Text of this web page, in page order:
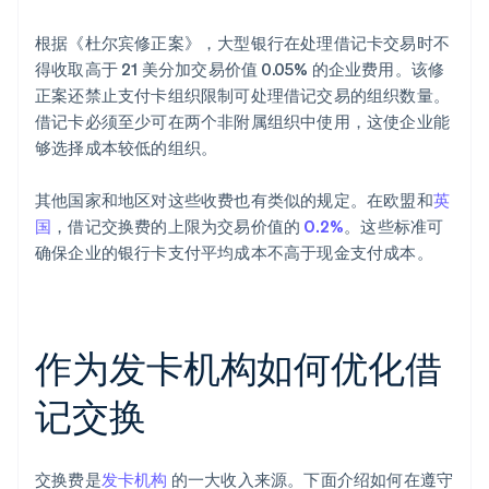
根据《杜尔宾修正案》，大型银行在处理借记卡交易时不
得收取高于 21 美分加交易价值 0.05% 的企业费用。该修
正案还禁止支付卡组织限制可处理借记交易的组织数量。
借记卡必须至少可在两个非附属组织中使用，这使企业能
够选择成本较低的组织。
其他国家和地区对这些收费也有类似的规定。在欧盟和英
国 ，借记交换费的上限为交易价值的 0.2%。这些标准可
确保企业的银行卡支付平均成本不高于现金支付成本。
作为发卡机构如何优化借
记交换
交换费是发卡机构 的一大收入来源。下面介绍如何在遵守